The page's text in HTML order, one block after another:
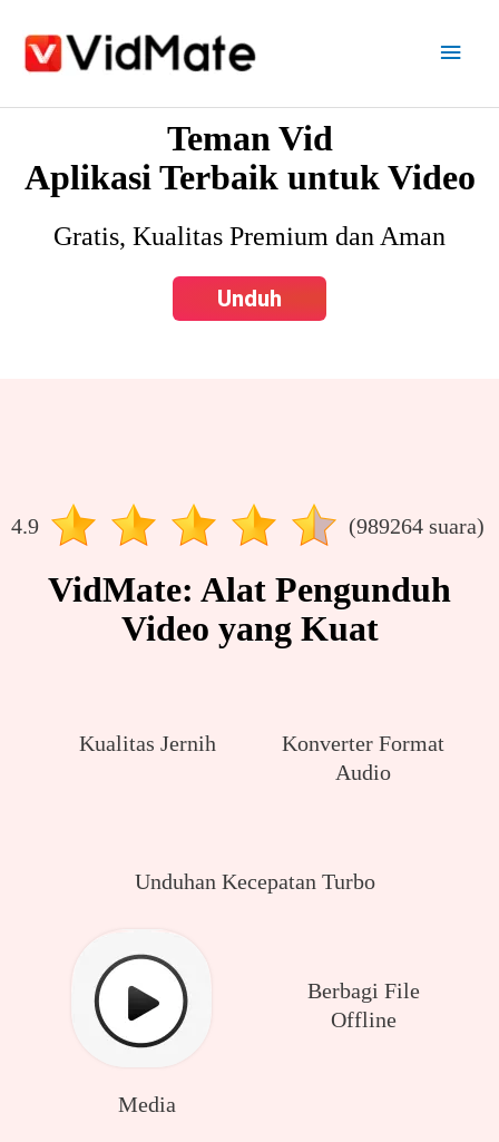
konten
Teman Vid
Aplikasi Terbaik untuk Video
Gratis, Kualitas Premium dan Aman
Unduh
4.9 (989264 suara)
VidMate: Alat Pengunduh
Video yang Kuat
Kualitas Jernih
Konverter Format
Audio
Unduhan Kecepatan Turbo
Media
Berbagi File
Offline